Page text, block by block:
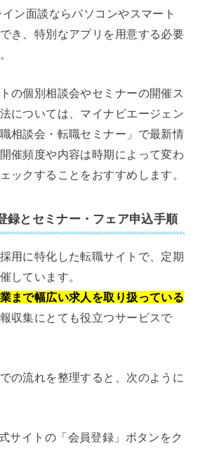
ン面談ならパソコンやスマート
き、特別なアプリを用意する必要
の個別相談会やセミナーの開催ス
については、マイナビエージェン
相談会・転職セミナー」で最新情
催頻度や内容は時期によって変わ
ックすることをおすすめします。
録とセミナー・フェア申込手順
用に特化した転職サイトで、定期
しています。
まで幅広い求人を取り扱っている
収集にとても役立つサービスで
の流れを整理すると、次のように
サイトの「会員登録」ボタンをク